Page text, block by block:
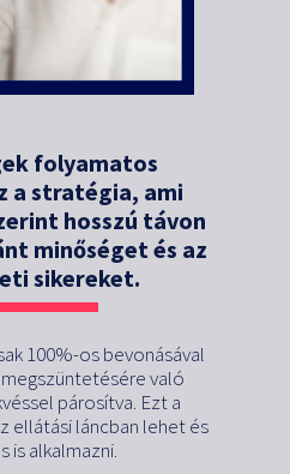
folyamatos
a stratégia, ami
hosszú távon
minőséget és az
sikereket.
100%-os bevonásával
való
párosítva. Ezt a
ellátási láncban lehet és
is alkalmazni.